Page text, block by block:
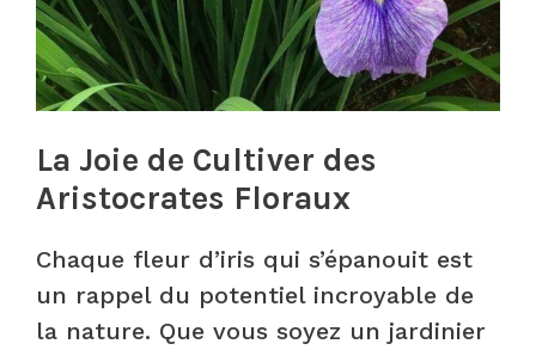
La Joie de Cultiver des
Aristocrates Floraux
Chaque fleur d’iris qui s’épanouit est
un rappel du potentiel incroyable de
la nature. Que vous soyez un jardinier